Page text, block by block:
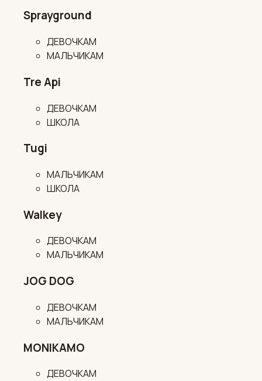
Sprayground
ДЕВОЧКАМ
МАЛЬЧИКАМ
Tre Api
ДЕВОЧКАМ
ШКОЛА
Tugi
МАЛЬЧИКАМ
ШКОЛА
Walkey
ДЕВОЧКАМ
МАЛЬЧИКАМ
JOG DOG
ДЕВОЧКАМ
МАЛЬЧИКАМ
MONIKAMO
ДЕВОЧКАМ